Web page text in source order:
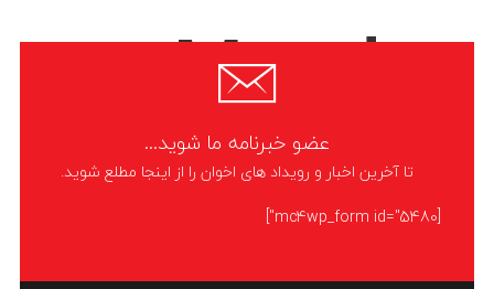
Monday
morning
عضو خبرنامه ما شوید...
تا آخرین اخبار و رویداد های اخوان را از اینجا مطلع شوید.
[mc4wp_form id="5480"]